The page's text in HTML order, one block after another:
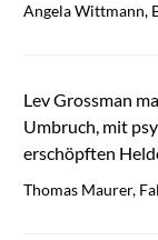
Angela Wittmann,
Lev Grossman
Umbruch, mit
erschöpften
Thomas Maurer,